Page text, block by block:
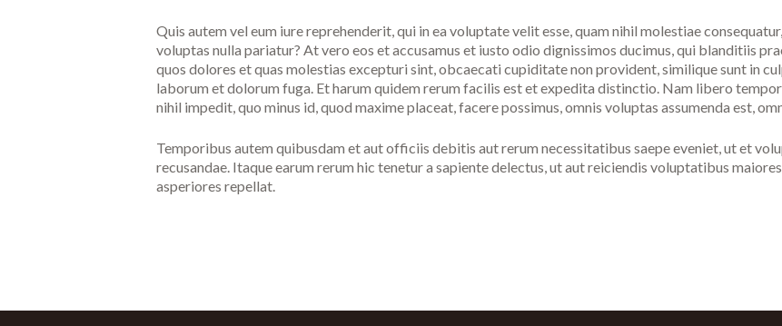
Quis autem vel eum iure reprehenderit, qui in ea voluptate velit esse, quam nihil molestiae
voluptas nulla pariatur? At vero eos et accusamus et iusto odio dignissimos ducimus, qui blanditiis
quos dolores et quas molestias excepturi sint, obcaecati cupiditate non provident, similique sunt in
laborum et dolorum fuga. Et harum quidem rerum facilis est et expedita distinctio. Nam libero
nihil impedit, quo minus id, quod maxime placeat, facere possimus, omnis voluptas assumenda est,
Temporibus autem quibusdam et aut officiis debitis aut rerum necessitatibus saepe eveniet, ut et
recusandae. Itaque earum rerum hic tenetur a sapiente delectus, ut aut reiciendis voluptatibus
asperiores repellat.